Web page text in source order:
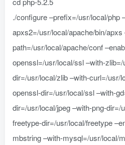
./configure –prefix=/usr/local/php
apxs2=/usr/local/apache/bin/
path=/usr/local/apache/conf
openssl=/usr/local/ssl –with-
dir=/usr/local/zlib –with-curl=/usr/
openssl-dir=/usr/local/ssl –with-
dir=/usr/local/jpeg –with-png-dir=/
freetype-dir=/usr/local/freetype
mbstring –with-mysql=/usr/local/